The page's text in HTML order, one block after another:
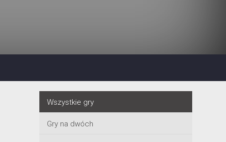
Wszystkie gry
Gry na dwóch